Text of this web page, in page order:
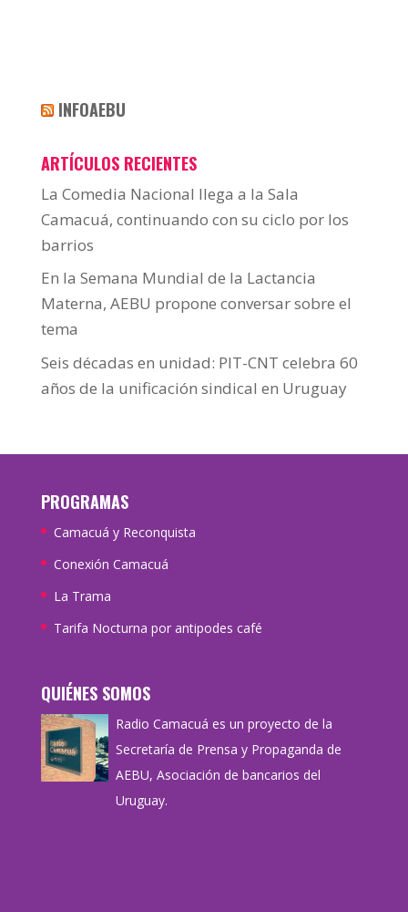
INFOAEBU
ARTÍCULOS RECIENTES
La Comedia Nacional llega a la Sala
Camacuá, continuando con su ciclo por los
barrios
En la Semana Mundial de la Lactancia
Materna, AEBU propone conversar sobre el
tema
Seis décadas en unidad: PIT-CNT celebra 60
años de la unificación sindical en Uruguay
PROGRAMAS
Camacuá y Reconquista
Conexión Camacuá
La Trama
Tarifa Nocturna por antipodes café
QUIÉNES SOMOS
Radio Camacuá es un proyecto de la
Secretaría de Prensa y Propaganda de
AEBU, Asociación de bancarios del
Uruguay.